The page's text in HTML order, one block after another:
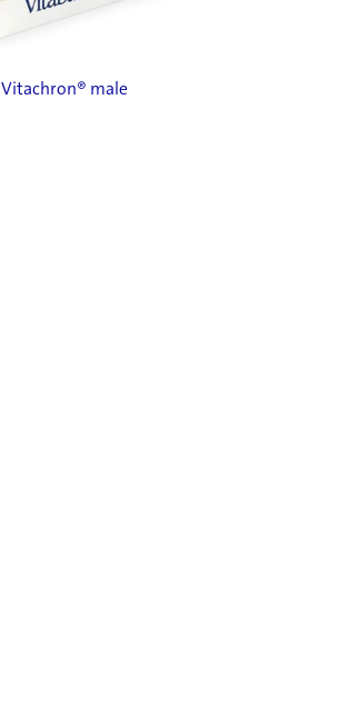
Vitachron® male